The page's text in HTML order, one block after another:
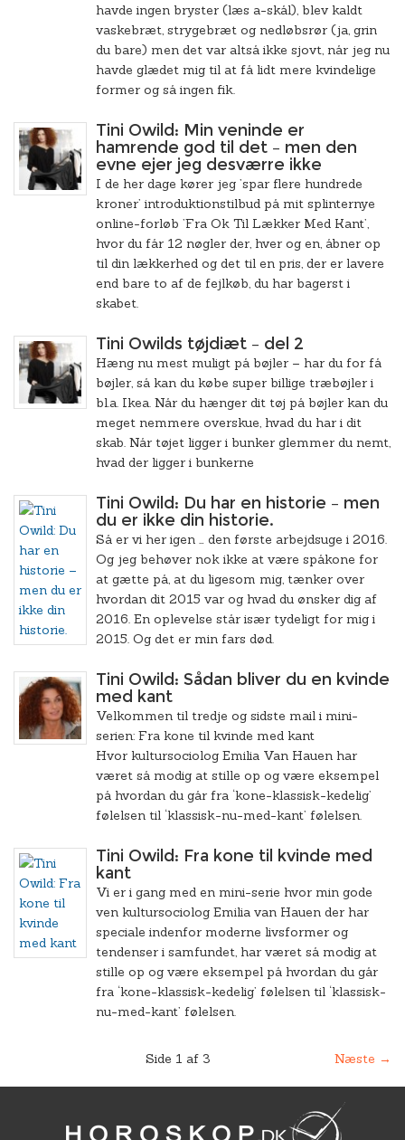
havde ingen bryster (læs a-skål), blev kaldt
vaskebræt, strygebræt og nedløbsrør (ja, grin
du bare) men det var altså ikke sjovt, når jeg nu
havde glædet mig til at få lidt mere kvindelige
former og så ingen fik.
Tini Owild: Min veninde er
hamrende god til det – men den
evne ejer jeg desværre ikke
I de her dage kører jeg ’spar flere hundrede
kroner’ introduktionstilbud på mit splinternye
online-forløb ’Fra Ok Til Lækker Med Kant’,
hvor du får 12 nøgler der, hver og en, åbner op
til din lækkerhed og det til en pris, der er lavere
end bare to af de fejlkøb, du har bagerst i
skabet.
Tini Owilds tøjdiæt – del 2
Hæng nu mest muligt på bøjler – har du for få
bøjler, så kan du købe super billige træbøjler i
bl.a. Ikea. Når du hænger dit tøj på bøjler kan du
meget nemmere overskue, hvad du har i dit
skab. Når tøjet ligger i bunker glemmer du nemt,
hvad der ligger i bunkerne
Tini Owild: Du har en historie – men
du er ikke din historie.
Så er vi her igen … den første arbejdsuge i 2016.
Og jeg behøver nok ikke at være spåkone for
at gætte på, at du ligesom mig, tænker over
hvordan dit 2015 var og hvad du ønsker dig af
2016. En oplevelse står især tydeligt for mig i
2015. Og det er min fars død.
Tini Owild: Sådan bliver du en kvinde
med kant
Velkommen til tredje og sidste mail i mini-
serien: Fra kone til kvinde med kant
Hvor kultursociolog Emilia Van Hauen har
været så modig at stille op og være eksempel
på hvordan du går fra ‘kone-klassisk-kedelig’
følelsen til ‘klassisk-nu-med-kant’ følelsen.
Tini Owild: Fra kone til kvinde med
kant
Vi er i gang med en mini-serie hvor min gode
ven kultursociolog Emilia van Hauen der har
speciale indenfor moderne livsformer og
tendenser i samfundet, har været så modig at
stille op og være eksempel på hvordan du går
fra ‘kone-klassisk-kedelig’ følelsen til ‘klassisk-
nu-med-kant’ følelsen.
Side 1 af 3 Næste →